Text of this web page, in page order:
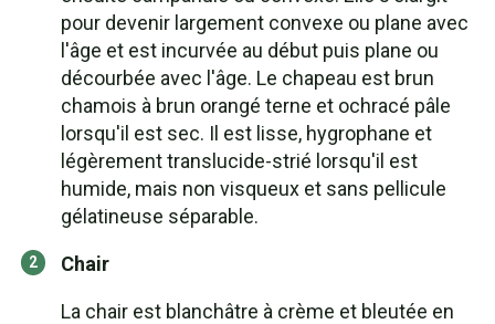
pour devenir largement convexe ou plane avec
l'âge et est incurvée au début puis plane ou
décourbée avec l'âge. Le chapeau est brun
chamois à brun orangé terne et ochracé pâle
lorsqu'il est sec. Il est lisse, hygrophane et
légèrement translucide-strié lorsqu'il est
humide, mais non visqueux et sans pellicule
gélatineuse séparable.
Chair
La chair est blanchâtre à crème et bleutée en